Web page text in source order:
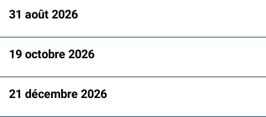
31 août 2026
19 octobre 2026
21 décembre 2026